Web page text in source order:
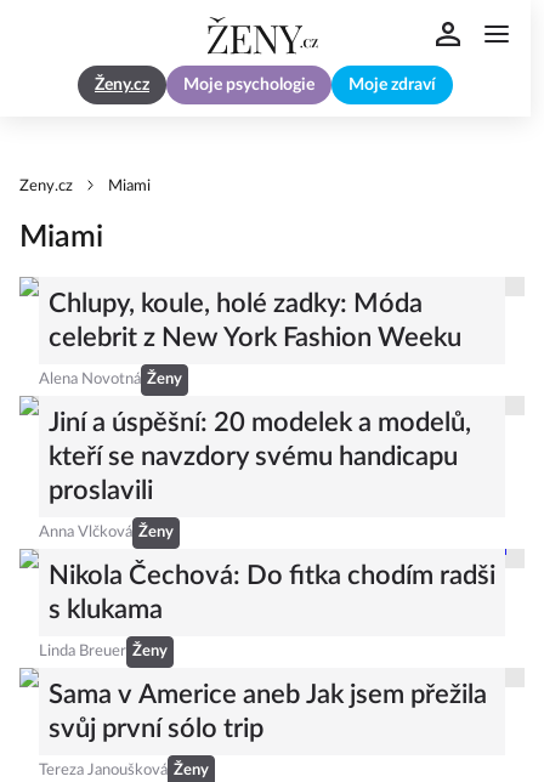
Ženy.cz Moje psychologie Moje zdraví
Zeny.cz Miami
Miami
Chlupy, koule, holé zadky: Móda
celebrit z New York Fashion Weeku
Alena Novotná Ženy
Jiní a úspěšní: 20 modelek a modelů,
kteří se navzdory svému handicapu
proslavili
Anna Vlčková Ženy
Nikola Čechová: Do fitka chodím radši
s klukama
Linda Breuer Ženy
Sama v Americe aneb Jak jsem přežila
svůj první sólo trip
Tereza Janoušková Ženy